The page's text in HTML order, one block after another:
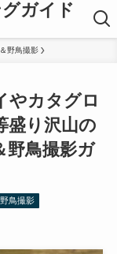
ガイド
野鳥撮影
やカタグロ
盛り沢山の
野鳥撮影ガ
鳥撮影